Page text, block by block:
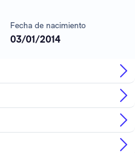
Fecha de nacimiento
03/01/2014